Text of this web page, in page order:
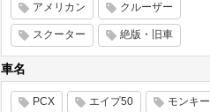
アメリカン クルーザー
スクーター 絶版・旧車
車名
PCX エイプ50 モンキー